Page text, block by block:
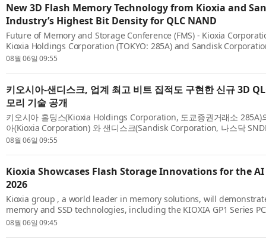
New 3D Flash Memory Technology from Kioxia and
Industry’s Highest Bit Density for QLC NAND
Future of Memory and Storage Conference (FMS) - Kioxia
Kioxia Holdings Corporation (TOKYO: 285A) and Sandisk
today unveiled their next-generation Quad-Level-Cell (QLC) 3D
08월 06일 09:55
키오시아-샌디스크, 업계 최고 비트 집적도 구현한 신규 3D
모리 기술 공개
키오시아 홀딩스(Kioxia Holdings Corporation, 도쿄증권거래소 285A)
아(Kioxia Corporation) 와 샌디스크(Sandisk Corporation, 나스닥
리지의 미래 콘퍼런스(Future of Memory and Storage Conference,
08월 06일 09:55
Kioxia Showcases Flash Storage Innovations for the AI
2026
Kioxia group , a world leader in memory solutions, will
memory and SSD technologies, including the KIOXIA GP1 Series
Super High IOPS SSDs, optimized for GPU direct access, are
08월 06일 09:45